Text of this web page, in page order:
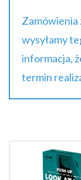
Zamówienia
wysyłamy
informacja,
termin